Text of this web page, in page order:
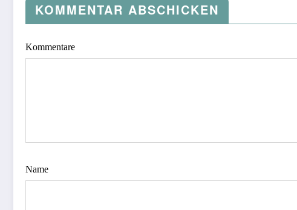
KOMMENTAR ABSCHICKEN
Kommentare
Name